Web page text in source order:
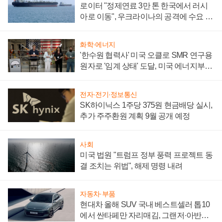
로이터 "정제연료 3만 톤 한국에서 러시
아로 이동", 우크라이나의 공격에 수요 늘
화학·에너지
'한수원 협력사' 미국 오클로 SMR 연구용
원자로 '임계 상태' 도달, 미국 에너지부
전자·전기·정보통신
SK하이닉스 1주당 375원 현금배당 실시,
추가 주주환원 계획 9월 공개 예정
사회
미국 법원 "트럼프 정부 풍력 프로젝트 동
결 조치는 위법", 해제 명령 내려
자동차·부품
현대차 올해 SUV 국내 베스트셀러 톱10
에서 싼타페만 자리매김, 그랜저·아반떼